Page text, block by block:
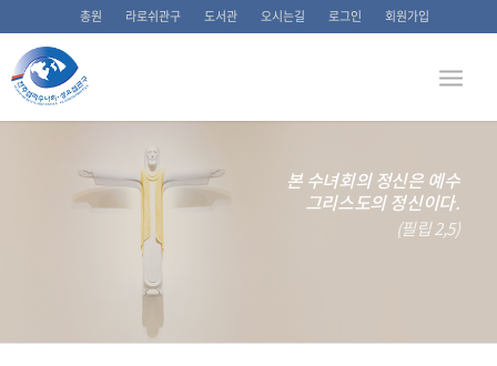
총원 라로쉬관구 도서관 오시는길 로그인 회원가입
본 수녀회의 정신은 예수
그리스도의 정신이다.
(필립 2,5)